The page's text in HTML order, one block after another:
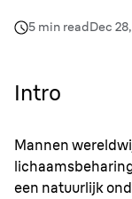
5 min readDec
Intro
Mannen
een natuurlijk